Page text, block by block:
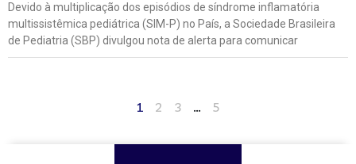
Devido à multiplicação dos episódios de síndrome inflamatória
multissistêmica pediátrica (SIM-P) no País, a Sociedade Brasileira
de Pediatria (SBP) divulgou nota de alerta para comunicar
1 2 3 … 5